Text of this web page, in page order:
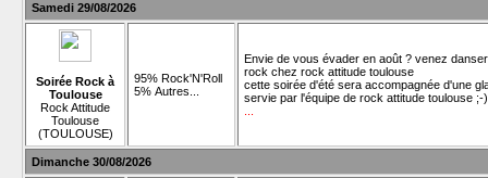
Samedi 29/08/2026
Soirée Rock à
Toulouse
Rock Attitude
Toulouse
(TOULOUSE)
95% Rock'N'Roll
5% Autres...
Envie de vous évader en août ? venez
rock chez rock attitude toulouse
cette soirée d'été sera accompagnée d'une
servie par l'équipe de rock attitude toulouse ;-)
Dimanche 30/08/2026